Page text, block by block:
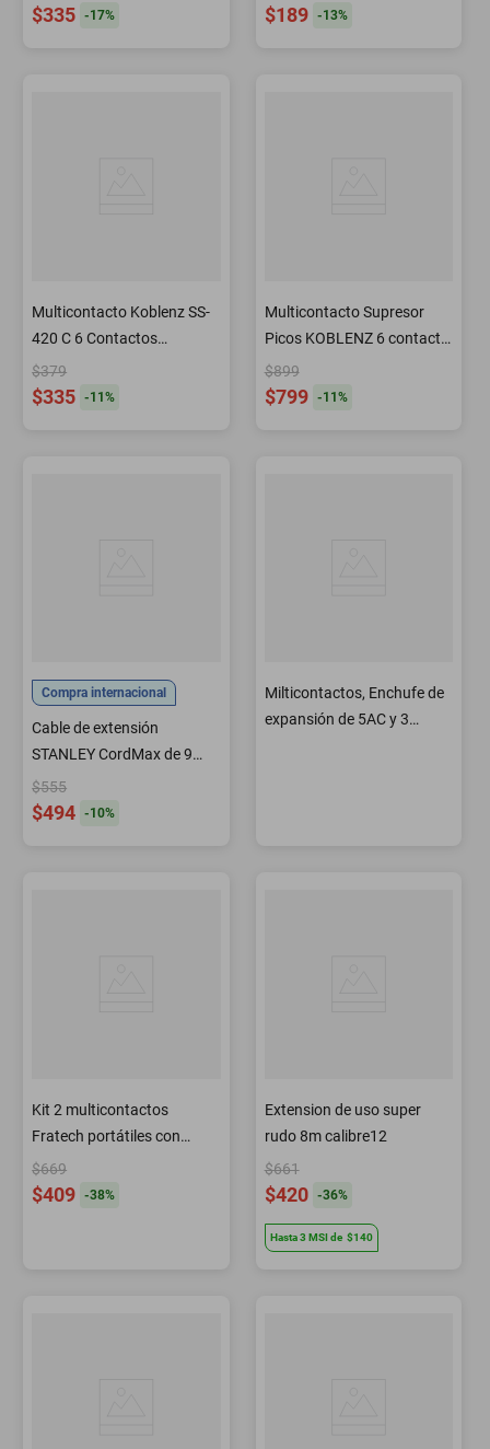
$335 -17% $189 -13%
Multicontacto Koblenz SS-
420 C 6 Contactos
Supresor 420 joule
$379
$335 -11%
Multicontacto Supresor
Picos KOBLENZ 6 contacto
KIT 4 piezas
$899
$799 -11%
Compra internacional
Cable de extensión
STANLEY CordMax de 9
pies 3 salidas 125 V/13 A
color beige
$555
$494 -10%
Milticontactos, Enchufe de
expansión de 5AC y 3
Kit 2 multicontactos
Fratech portátiles con
entradas USB para carga
de dispositivos, EL10 y L02
$669
$409 -38%
Extension de uso super
rudo 8m calibre12
$661
$420 -36%
Hasta3 MSIde $140